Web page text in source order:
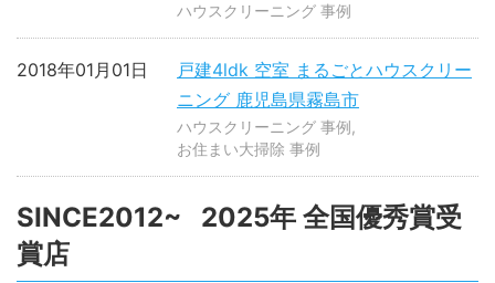
ハウスクリーニング 事例
戸建4ldk 空室 まるごとハウスクリー
ニング 鹿児島県霧島市
2018年01月01日
ハウスクリーニング 事例
お住まい大掃除 事例
SINCE2012~ 2025年 全国優秀賞受
賞店